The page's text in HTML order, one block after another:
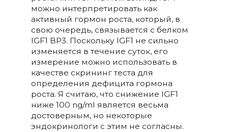
можно интерпретировать как
активный гормон роста, который, в
свою очередь, связывается с белком
IGF1 BP3. Поскольку IGF1 не сильно
изменяется в течение суток, его
измерение можно использовать в
качестве скрининг теста для
определения дефицита гормона
роста. Я считаю, что снижение IGF1
ниже 100 ng/ml является весьма
достоверным, но некоторые
эндокринологи с этим не согласны.